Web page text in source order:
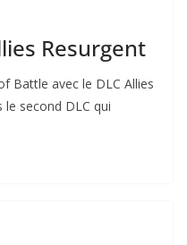
Resurgent
Battle avec le DLC Allies
le second DLC qui